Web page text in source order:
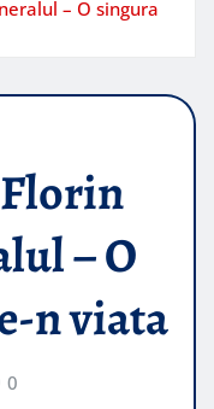
– O singura
– O
n viata
0